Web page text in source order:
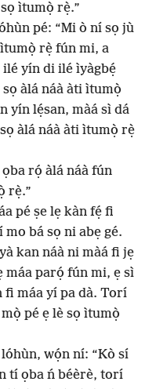
ìtumọ̀ rẹ̀.”
pé: “Mi ò ní sọ jù
rẹ̀ fún mi, a
ilé yín di ilé ìyàgbẹ́
àlá náà àti ìtumọ̀
yín lẹ́san, màá sì dá
àlá náà àti ìtumọ̀ rẹ̀
rọ́ àlá náà fún
rẹ̀.”
pé ṣe lẹ kàn fẹ́ fi
bá sọ ni abẹ gé.
kan náà ni màá fi jẹ
máa parọ́ fún mi, ẹ sì
fi máa yí pa dà. Torí
pé ẹ lè sọ ìtumọ̀
wọ́n ní: “Kò sí
tí ọba ń béèrè, torí